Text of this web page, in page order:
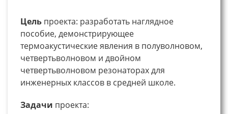
Цель проекта: разработать наглядное
пособие, демонстрирующее
термоакустические явления в полуволновом,
четвертьволновом и двойном
четвертьволновом резонаторах для
инженерных классов в средней школе.
Задачи проекта: